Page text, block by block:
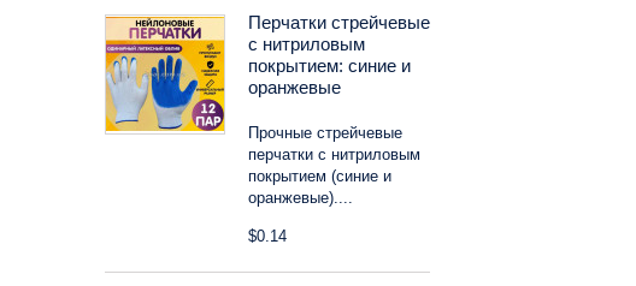
Перчатки стрейчевые
с нитриловым
покрытием: синие и
оранжевые
Прочные стрейчевые
перчатки с нитриловым
покрытием (синие и
оранжевые)....
$0.14